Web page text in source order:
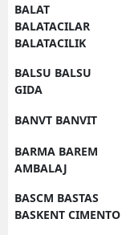
BALAT
BALATACILAR
BALATACILIK
BALSU BALSU
GIDA
BANVT BANVIT
BARMA BAREM
AMBALAJ
BASCM BASTAS
BASKENT CIMENTO